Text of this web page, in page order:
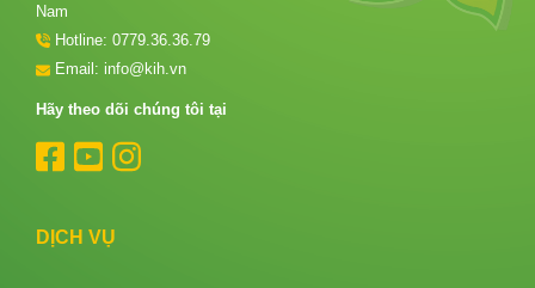
Nam
Hotline: 0779.36.36.79
Email: info@kih.vn
Hãy theo dõi chúng tôi tại
DỊCH VỤ